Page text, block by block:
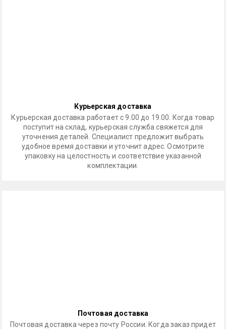
Курьерская доставка
Курьерская доставка работает с 9.00 до 19.00. Когда товар
поступит на склад, курьерская служба свяжется для
уточнения деталей. Специалист предложит выбрать
удобное время доставки и уточнит адрес. Осмотрите
упаковку на целостность и соответствие указанной
комплектации.
Почтовая доставка
Почтовая доставка через почту России. Когда заказ придет